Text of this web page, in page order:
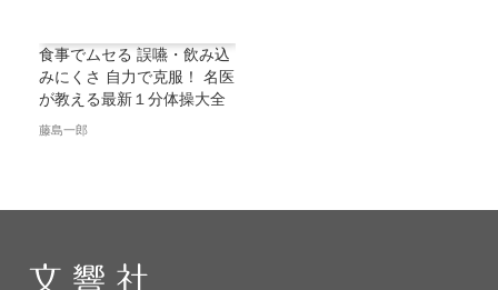
食事でムセる 誤嚥・飲み込
みにくさ 自力で克服！ 名医
が教える最新１分体操大全
藤島一郎